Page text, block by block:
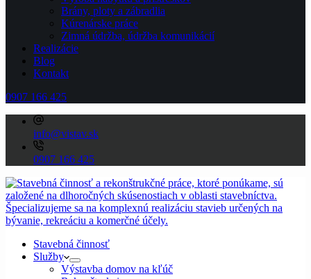
Brány, ploty a zábradlia
Kúrenárske práce
Zimná údržba, údržba komunikácií
Realizácie
Blog
Kontakt
0907 166 425
info@vistav.sk
0907 166 425
Stavebná činnosť
Služby
Výstavba domov na kľúč